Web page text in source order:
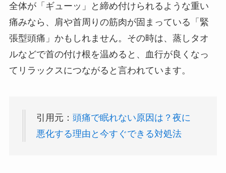
全体が「ギューッ」と締め付けられるような重い
痛みなら、肩や首周りの筋肉が固まっている「緊
張型頭痛」かもしれません。その時は、蒸しタオ
ルなどで首の付け根を温めると、血行が良くなっ
てリラックスにつながると言われています。
引用元： 頭痛で眠れない原因は？夜に
悪化する理由と今すぐできる対処法